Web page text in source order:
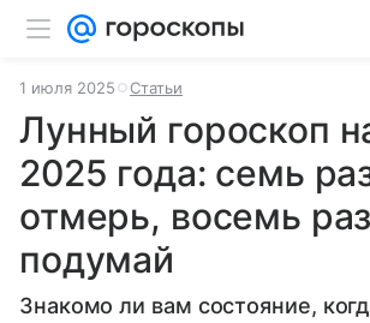
1 июля 2025 Статьи
Лунный гороскоп
2025 года: семь
отмерь, восемь раз
подумай
Знакомо ли вам состояние,